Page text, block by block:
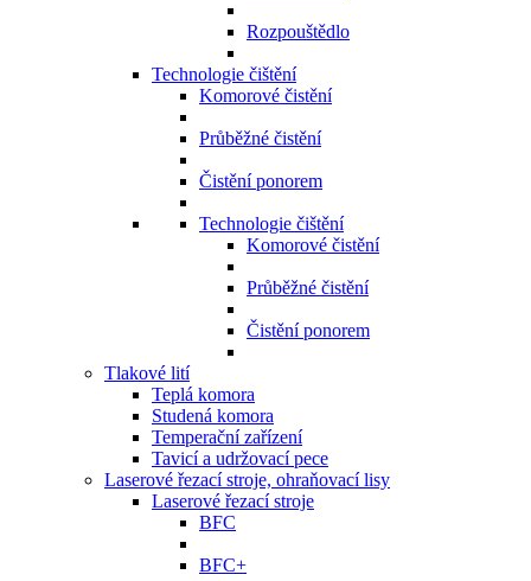
Rozpouštědlo
Technologie čištění
Komorové čistění
Průběžné čistění
Čistění ponorem
Technologie čištění
Komorové čistění
Průběžné čistění
Čistění ponorem
Tlakové lití
Teplá komora
Studená komora
Temperační zařízení
Tavicí a udržovací pece
Laserové řezací stroje, ohraňovací lisy
Laserové řezací stroje
BFC
BFC+